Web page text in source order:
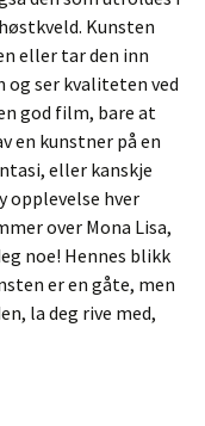
Kunsten
eller tar den inn
og ser kvaliteten ved
god film, bare at
en kunstner på en
eller kanskje
opplevelse hver
over Mona Lisa,
noe! Hennes blikk
er en gåte, men
la deg rive med,